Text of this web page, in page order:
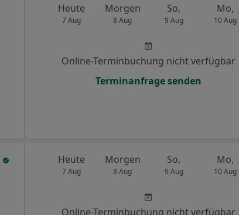
Heute
7 Aug
Morgen
8 Aug
So,
9 Aug
Mo,
10 Aug
Online-Terminbuchung nicht verfügbar
Terminanfrage senden
Heute
7 Aug
Morgen
8 Aug
So,
9 Aug
Mo,
10 Aug
Online-Terminbuchung nicht verfügbar